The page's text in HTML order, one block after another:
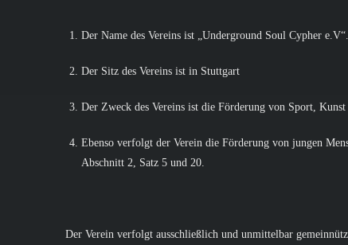
Der Name des Vereins ist „Underground Soul Cypher e.V“.
Der Sitz des Vereins ist in Stuttgart
Der Zweck des Vereins ist die Förderung von Sport,
Ebenso verfolgt der Verein die Förderung von jungen
Abschnitt 2, Satz 5 und 20.
Der Verein verfolgt ausschließlich und unmittelbar